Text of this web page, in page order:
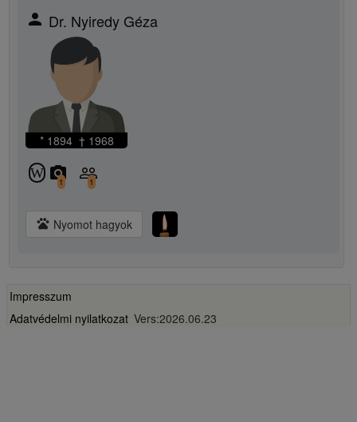
person Dr. Nyiredy Géza
* 1894 † 1968
W camera_alt
1 people_outline
1
pets Nyomot hagyok
Impresszum
Adatvédelmi nyilatkozat Vers:2026.06.23